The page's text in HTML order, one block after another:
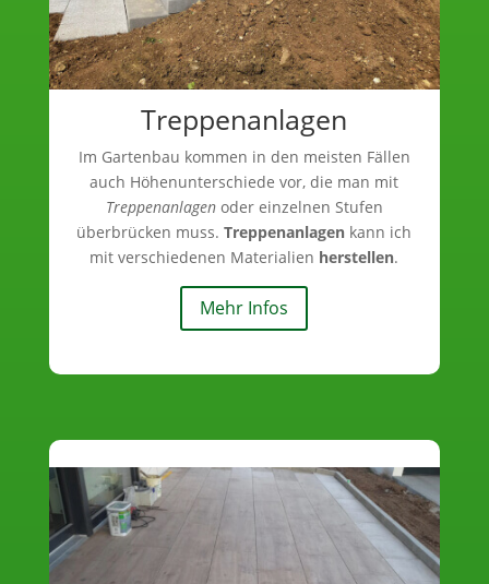
Treppenanlagen
Im Gartenbau kommen in den meisten Fällen
auch Höhenunterschiede vor, die man mit
Treppenanlagenoder einzelnen Stufen
überbrücken muss.Treppenanlagen kann ich
mit verschiedenen Materialien herstellen.
Mehr Infos